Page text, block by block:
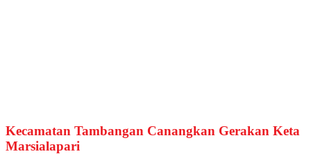
Kecamatan Tambangan Canangkan Gerakan Keta
Marsialapari